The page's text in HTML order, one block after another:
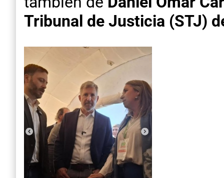
Tribunal de Justicia (STJ)